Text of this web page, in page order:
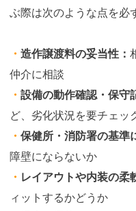
ぶ際は次のような点を必
・ 造作譲渡料の妥当性：
仲介に相談
・ 設備の動作確認・保守
ど、劣化状況を要チェッ
・ 保健所・消防署の基準
障壁にならないか
・ レイアウトや内装の柔
ィットするかどうか